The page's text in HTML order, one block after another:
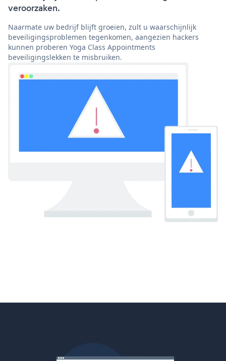
veroorzaken.
Naarmate uw bedrijf blijft groeien, zult u waarschijnlijk
beveiligingsproblemen tegenkomen, aangezien hackers
kunnen proberen Yoga Class Appointments
beveiligingslekken te misbruiken.